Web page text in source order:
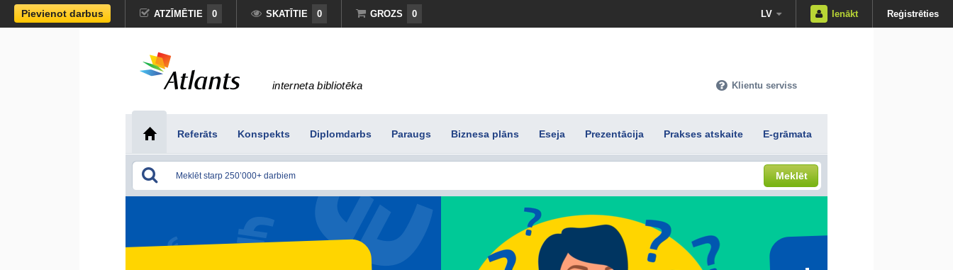
Pievienot darbus ATZĪMĒTIE 0 SKATĪTIE 0 GROZS 0 LV Ienākt Reģistrēties
interneta bibliotēka Klientu serviss
Referāts Konspekts Diplomdarbs Paraugs Biznesa plāns Eseja Prezentācija Prakses atskaite E-grāmata
Meklēt